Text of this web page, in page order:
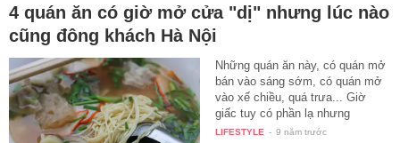
4 quán ăn có giờ mở cửa "dị" nhưng lúc nào
cũng đông khách Hà Nội
Những quán ăn này, có quán mở
bán vào sáng sớm, có quán mở
vào xế chiều, quá trưa... Giờ
giấc tuy có phần lạ nhưng
chúng…
LIFESTYLE - 9 năm trước